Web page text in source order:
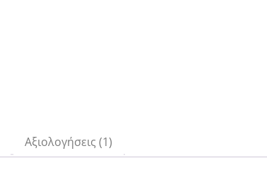
Αξιολογήσεις (1)